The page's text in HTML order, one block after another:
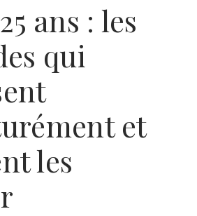
ans : les
qui
et
les